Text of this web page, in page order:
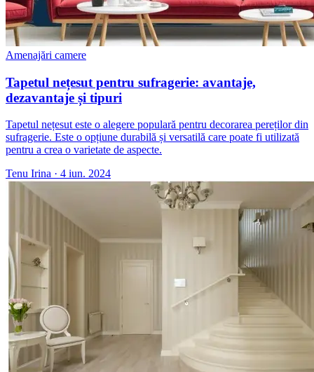
Amenajări camere
Tapetul nețesut pentru sufragerie: avantaje,
dezavantaje și tipuri
Tapetul nețesut este o alegere populară pentru decorarea pereților din
sufragerie. Este o opțiune durabilă și versatilă care poate fi utilizată
pentru a crea o varietate de aspecte.
Tenu Irina · 4 iun. 2024